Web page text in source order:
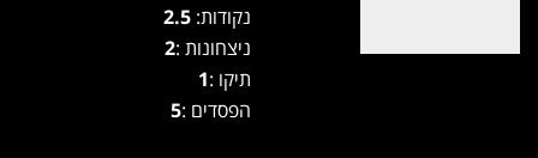
נקודות: 2.5
ניצחונות :2
תיקו :1
הפסדים :5